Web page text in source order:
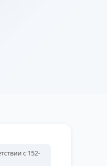
с 152-